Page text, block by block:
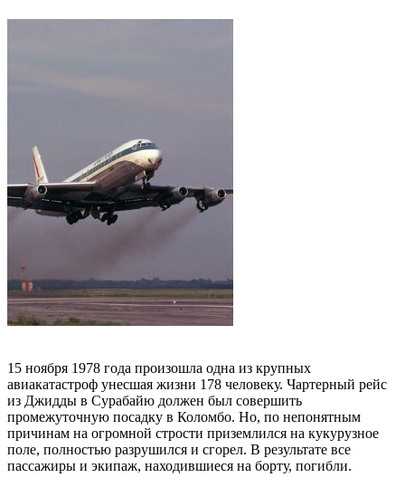
15 ноября 1978 года произошла одна из крупных
авиакатастроф унесшая жизни 178 человеку. Чартерный рейс
из Джидды в Сурабайю должен был совершить
промежуточную посадку в Коломбо. Но, по непонятным
причинам на огромной стрости приземлился на кукурузное
поле, полностью разрушился и сгорел. В результате все
пассажиры и экипаж, находившиеся на борту, погибли.